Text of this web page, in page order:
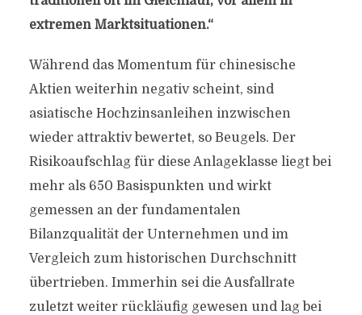
extremen Marktsituationen.“
Während das Momentum für chinesische
Aktien weiterhin negativ scheint, sind
asiatische Hochzinsanleihen inzwischen
wieder attraktiv bewertet, so Beugels. Der
Risikoaufschlag für diese Anlageklasse liegt bei
mehr als 650 Basispunkten und wirkt
gemessen an der fundamentalen
Bilanzqualität der Unternehmen und im
Vergleich zum historischen Durchschnitt
übertrieben. Immerhin sei die Ausfallrate
zuletzt weiter rückläufig gewesen und lag bei